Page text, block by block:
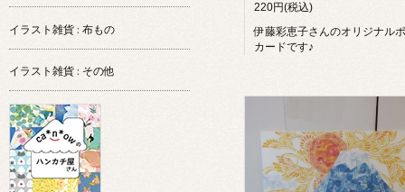
220円(税込)
伊藤彩恵子さんのオリジナル
カードです♪
イラスト雑貨 : 布もの
イラスト雑貨 : その他